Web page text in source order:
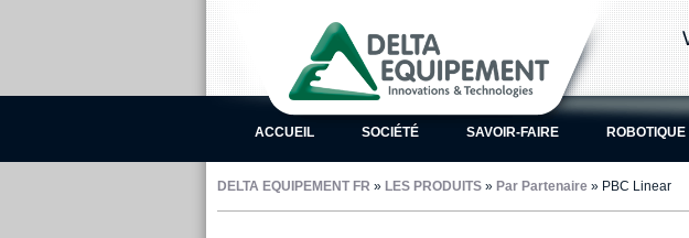
ACCUEIL SOCIÉTÉ SAVOIR-FAIRE ROBOTIQUE
DELTA EQUIPEMENT FR » LES PRODUITS » Par Partenaire » PBC Linear